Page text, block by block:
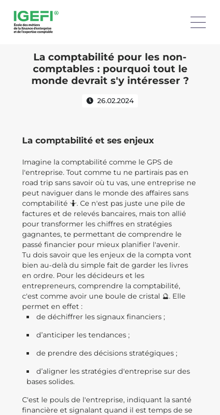
La comptabilité pour les non-
comptables : pourquoi tout le
monde devrait s'y intéresser ?
26.02.2024
La comptabilité et ses enjeux
Imagine la comptabilité comme le GPS de
l'entreprise. Tout comme tu ne partirais pas en
road trip sans savoir où tu vas, une entreprise ne
peut naviguer dans le monde des affaires sans
comptabilité 🤷. Ce n'est pas juste une pile de
factures et de relevés bancaires, mais ton allié
pour transformer les chiffres en stratégies
gagnantes, te permettant de comprendre le
passé financier pour mieux planifier l'avenir.
Tu dois savoir que les enjeux de la compta vont
bien au-delà du simple fait de garder les livres
en ordre. Pour les décideurs et les
entrepreneurs, comprendre la comptabilité,
c'est comme avoir une boule de cristal 🔮. Elle
permet en effet :
de déchiffrer les signaux financiers ;
d’anticiper les tendances ;
de prendre des décisions stratégiques ;
d’aligner les stratégies d'entreprise sur des
bases solides.
C'est le pouls de l'entreprise, indiquant la santé
financière et signalant quand il est temps de se